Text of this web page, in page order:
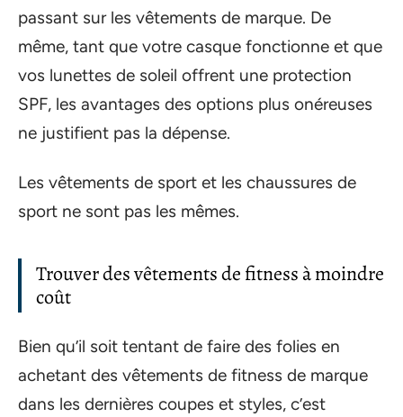
passant sur les vêtements de marque. De
même, tant que votre casque fonctionne et que
vos lunettes de soleil offrent une protection
SPF, les avantages des options plus onéreuses
ne justifient pas la dépense.
Les vêtements de sport et les chaussures de
sport ne sont pas les mêmes.
Trouver des vêtements de fitness à moindre
coût
Bien qu’il soit tentant de faire des folies en
achetant des vêtements de fitness de marque
dans les dernières coupes et styles, c’est